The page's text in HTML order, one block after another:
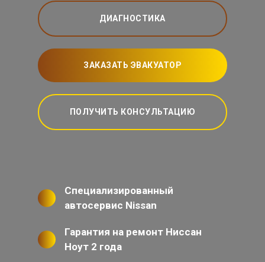
ДИАГНОСТИКА
ЗАКАЗАТЬ ЭВАКУАТОР
ПОЛУЧИТЬ КОНСУЛЬТАЦИЮ
Специализированный
автосервис Nissan
Гарантия на ремонт Ниссан
Ноут 2 года